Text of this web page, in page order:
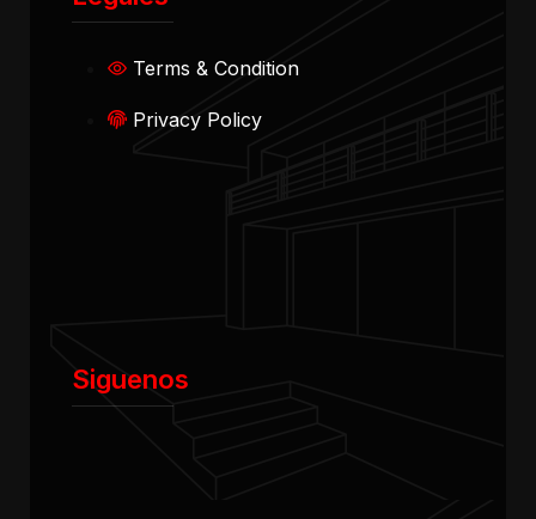
Terms & Condition
Privacy Policy
Siguenos